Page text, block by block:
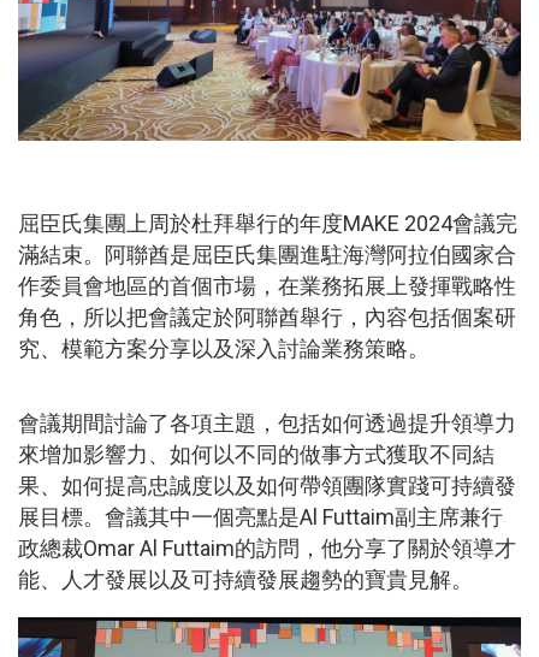
屈臣氏集團上周於杜拜舉行的年度MAKE 2024會議完
滿結束。阿聯酋是屈臣氏集團進駐海灣阿拉伯國家合
作委員會地區的首個市場，在業務拓展上發揮戰略性
角色，所以把會議定於阿聯酋舉行，內容包括個案研
究、模範方案分享以及深入討論業務策略。
會議期間討論了各項主題，包括如何透過提升領導力
來增加影響力、如何以不同的做事方式獲取不同結
果、如何提高忠誠度以及如何帶領團隊實踐可持續發
展目標。會議其中一個亮點是Al Futtaim副主席兼行
政總裁Omar Al Futtaim的訪問，他分享了關於領導才
能、人才發展以及可持續發展趨勢的寶貴見解。